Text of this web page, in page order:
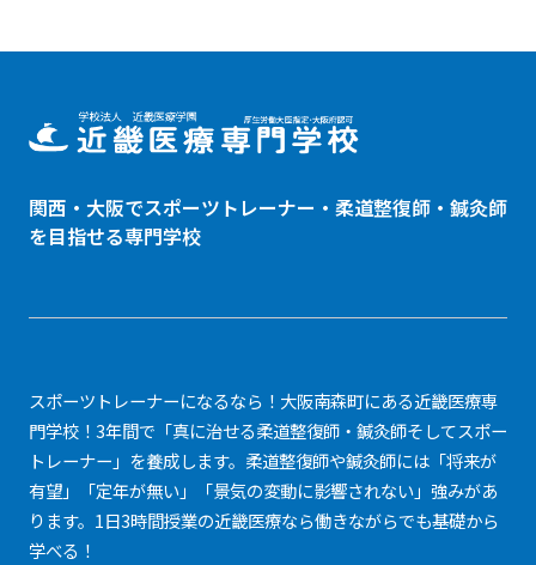
関西・大阪でスポーツトレーナー・ 柔道整復師 ・鍼灸師
を目指せる専門学校
スポーツトレーナーになるなら！大阪南森町にある近畿医療専
門学校！3年間で「真に治せる柔道整復師・鍼灸師そしてスポー
トレーナー」を養成します。柔道整復師や鍼灸師には「将来が
有望」「定年が無い」「景気の変動に影響されない」強みがあ
ります。1日3時間授業の近畿医療なら働きながらでも基礎から
学べる！